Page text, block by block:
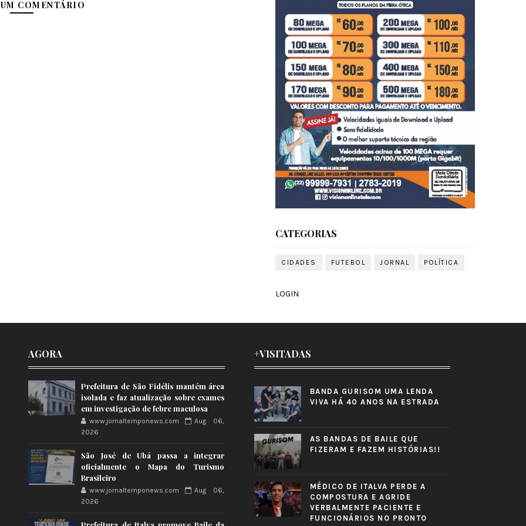
COMENTÁRIO
CATEGORIAS
CIDADES FUTEBOL JORNAL POLÍTICA
LOGIN
AGORA
Prefeitura de São Fidélis mantém área
isolada e faz atualização sobre exames
em investigação de febre maculosa
www.jornaltemponews.com
Aug 06,
2026
São José de Ubá passa a integrar
oficialmente o Mapa do Turismo
Brasileiro
www.jornaltemponews.com
Aug 06,
2026
+VISITADAS
BANDA GURISOM UMA LENDA
VIVA HÁ 40 ANOS NA ESTRADA
AS BANDAS DE BAILE QUE
FIZERAM E FAZEM HISTÓRIAS!!
MÉDICO DE ITALVA PERDE A
COMPOSTURA E AGRIDE
VERBALMENTE PACIENTE E
FUNCIONÁRIOS NO PRONTO